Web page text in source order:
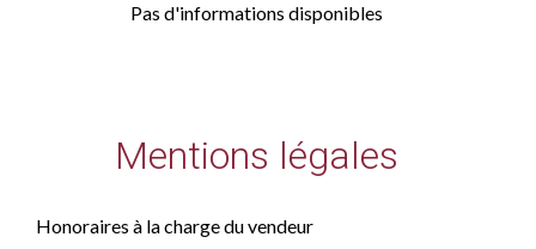
Pas d'informations disponibles
Mentions légales
Honoraires à la charge du vendeur